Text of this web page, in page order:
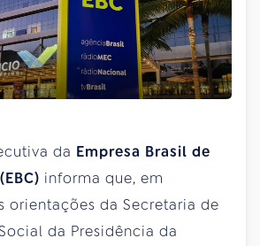
da Empresa Brasil de
informa que, em
orientações da Secretaria de
da Presidência da